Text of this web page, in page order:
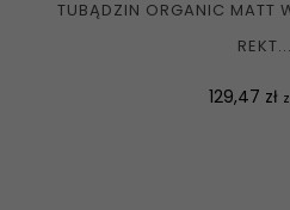
TUBĄDZIN ORGANIC MATT
Cena
129,47 zł